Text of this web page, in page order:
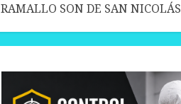
RAMALLO SON DE SAN NICOLÁS